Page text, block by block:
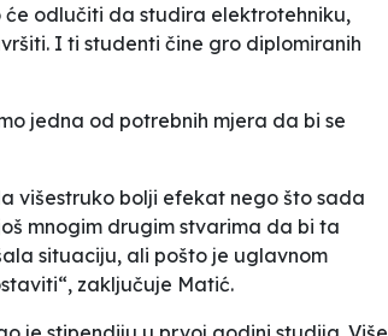
će odlučiti da studira elektrotehniku,
I ti studenti čine gro diplomiranih
jedna od potrebnih mjera da bi se
višestruko bolji efekat nego što sada
mnogim drugim stvarima da bi ta
situaciju, ali pošto je uglavnom
zaključuje Matić.